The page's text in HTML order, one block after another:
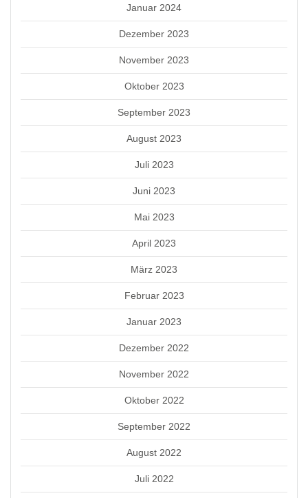
Januar 2024
Dezember 2023
November 2023
Oktober 2023
September 2023
August 2023
Juli 2023
Juni 2023
Mai 2023
April 2023
März 2023
Februar 2023
Januar 2023
Dezember 2022
November 2022
Oktober 2022
September 2022
August 2022
Juli 2022